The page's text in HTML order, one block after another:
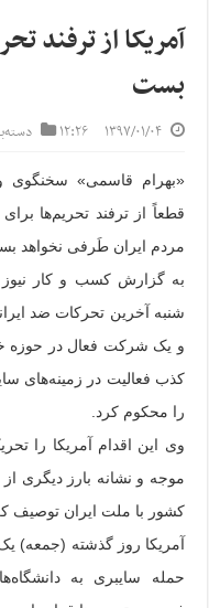
آمریکا از ترفند
بست
۱۳۹۷/۰۱/۰۴ ۱۲:۲۶
«بهرام قاسمی» سخنگوی
قطعاً از ترفند تحریم‌ها
مردم ایران طَرفی نخواهد
به گزارش کسب و کار نیوز
شنبه آخرین تحرکات ضد
و یک شرکت فعال در حوزه
کذب فعالیت در زمینه‌های
را محکوم کرد.
وی این اقدام آمریکا را
موجه و نشانه بارز دیگری
کشور با ملت ایران توصیف
حمله سایبری به